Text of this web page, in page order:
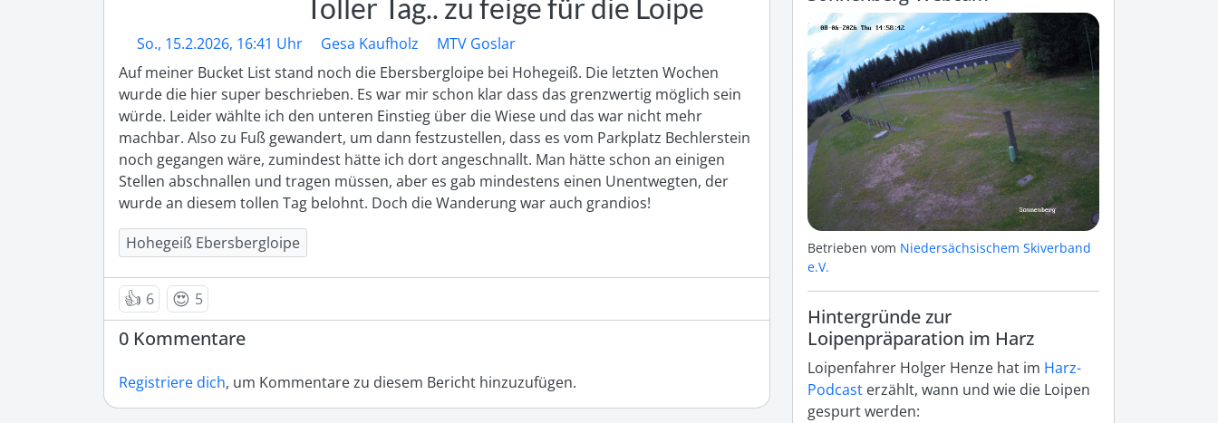
Toller Tag.. zu feige für die Loipe
So., 15.2.2026, 16:41 Uhr Gesa Kaufholz
MTV Goslar
Auf meiner Bucket List stand noch die Ebersbergloipe bei Hohegeiß. Die letzten Wochen
wurde die hier super beschrieben. Es war mir schon klar dass das grenzwertig möglich sein
würde. Leider wählte ich den unteren Einstieg über die Wiese und das war nicht mehr
machbar. Also zu Fuß gewandert, um dann festzustellen, dass es vom Parkplatz Bechlerstein
noch gegangen wäre, zumindest hätte ich dort angeschnallt. Man hätte schon an einigen
Stellen abschnallen und tragen müssen, aber es gab mindestens einen Unentwegten, der
wurde an diesem tollen Tag belohnt. Doch die Wanderung war auch grandios!
Hohegeiß Ebersbergloipe
👍 6 😍 5
0 Kommentare
Registriere dich, um Kommentare zu diesem Bericht hinzuzufügen.
Betrieben vom Niedersächsischem Skiverband
e.V.
Hintergründe zur
Loipenpräparation im Harz
Loipenfahrer Holger Henze hat im Harz-
Podcast erzählt, wann und wie die Loipen
gespurt werden: